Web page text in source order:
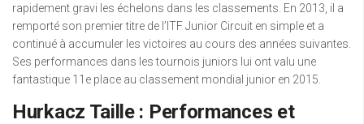
rapidement gravi les échelons dans les classements. En 2013, il a
remporté son premier titre de l’ITF Junior Circuit en simple et a
continué à accumuler les victoires au cours des années suivantes.
Ses performances dans les tournois juniors lui ont valu une
fantastique 11e place au classement mondial junior en 2015.
Hurkacz Taille : Performances et